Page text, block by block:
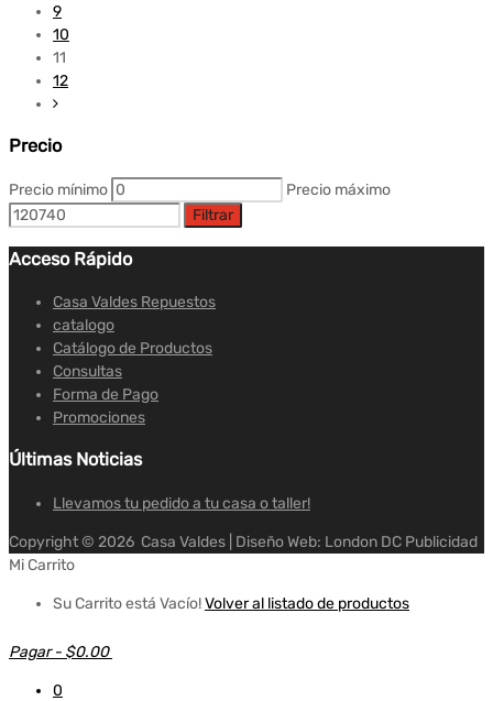
9
10
11
12
Precio
Precio mínimo
Precio máximo
Filtrar
Acceso Rápido
Casa Valdes Repuestos
catalogo
Catálogo de Productos
Consultas
Forma de Pago
Promociones
Últimas Noticias
Llevamos tu pedido a tu casa o taller!
Copyright © 2026 Casa Valdes | Diseño Web: London DC Publicidad
Mi Carrito
Su Carrito está Vacío!Volver al listado de productos
Pagar - $0.00
0